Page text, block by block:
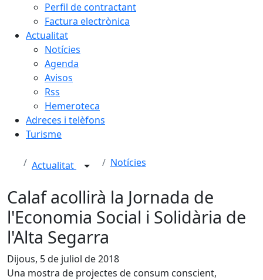
Perfil de contractant
Factura electrònica
Actualitat
Notícies
Agenda
Avisos
Rss
Hemeroteca
Adreces i telèfons
Turisme
Actualitat Notícies
Calaf acollirà la Jornada de
l'Economia Social i Solidària de
l'Alta Segarra
Dijous, 5 de juliol de 2018
Una mostra de projectes de consum conscient,